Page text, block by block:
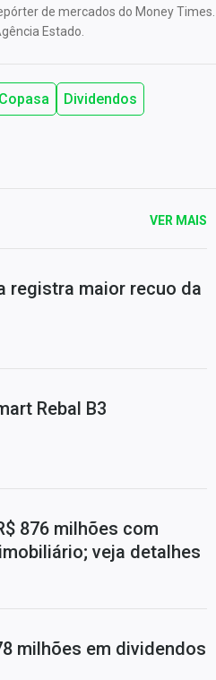
de mercados do Money Times.
Estado.
Copasa
Dividendos
VER MAIS
registra maior recuo da
Rebal B3
876 milhões com
veja detalhes
milhões em dividendos